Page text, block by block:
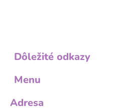
Dôležité odkazy
Menu
Adresa